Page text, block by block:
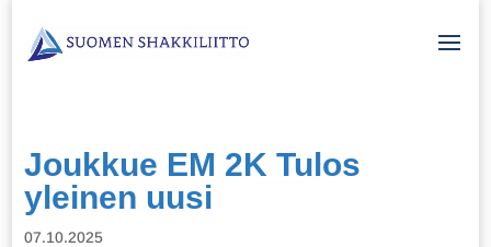
Joukkue EM 2K Tulos
yleinen uusi
07.10.2025